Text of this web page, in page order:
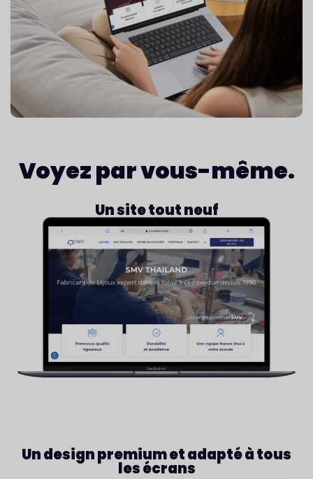
Voyez parvous-même.
Un site tout neuf
Un design premium et adapté à tous
les écrans